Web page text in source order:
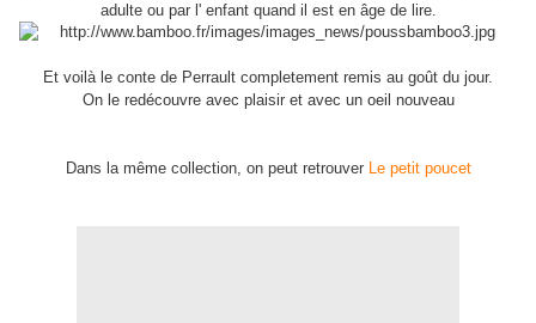
adulte ou par l' enfant quand il est en âge de lire.
Et voilà le conte de Perrault completement remis au goût du jour.
On le redécouvre avec plaisir et avec un oeil nouveau
Dans la même collection, on peut retrouver Le petit poucet